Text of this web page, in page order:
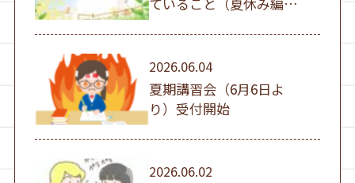
①）
2026.06.04
夏期講習会（6月6日よ
り）受付開始
2026.06.02